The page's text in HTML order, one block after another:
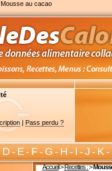
au cacao
| Pass perdu ?
D-E-F-G-H-I-J-K-
Accueil>Recettes :>